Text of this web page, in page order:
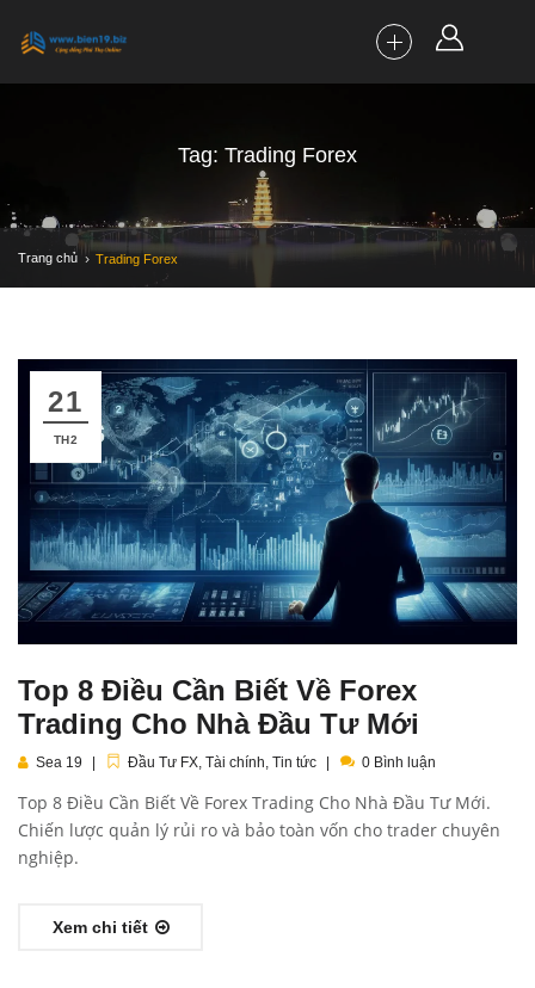
Tag: Trading Forex
Trang chủ Trading Forex
21
TH2
Top 8 Điều Cần Biết Về Forex
Trading Cho Nhà Đầu Tư Mới
Sea 19 Đầu Tư FX Tài chính Tin tức 0 Bình luận
Top 8 Điều Cần Biết Về Forex Trading Cho Nhà Đầu Tư Mới.
Chiến lược quản lý rủi ro và bảo toàn vốn cho trader chuyên
nghiệp.
Xem chi tiết